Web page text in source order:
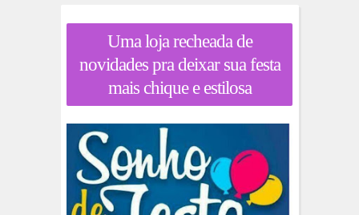
Uma loja recheada de
novidades pra deixar sua festa
mais chique e estilosa